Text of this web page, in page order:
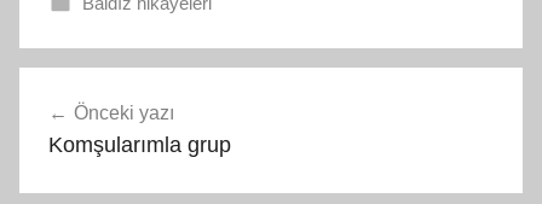
gezinmesi
Önceki yazı
Komşularımla grup